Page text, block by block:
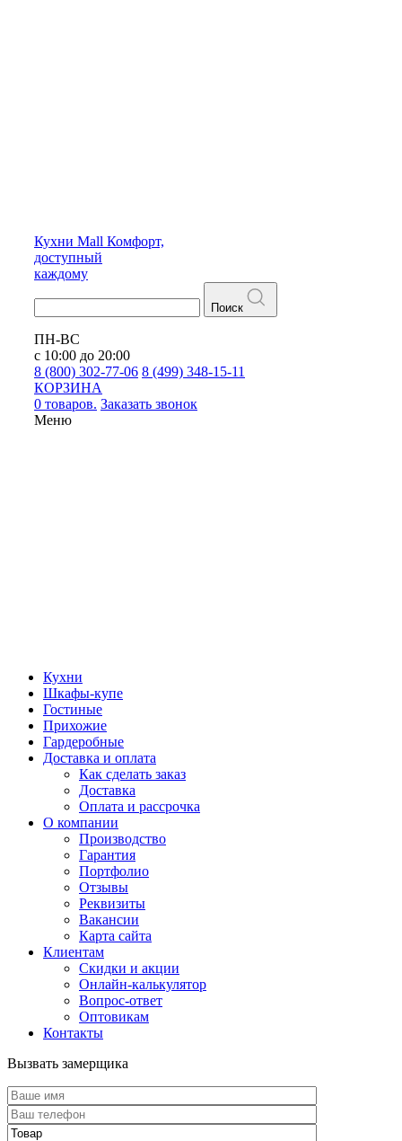
Кухни Mall Комфорт,
доступный
каждому
Поиск
ПН-ВС
с 10:00 до 20:00
8 (800) 302-77-06 8 (499) 348-15-11
КОРЗИНА
0 товаров. Заказать звонок
Меню
Кухни
Шкафы-купе
Гостиные
Прихожие
Гардеробные
Доставка и оплата
Как сделать заказ
Доставка
Оплата и рассрочка
О компании
Производство
Гарантия
Портфолио
Отзывы
Реквизиты
Вакансии
Карта сайта
Клиентам
Скидки и акции
Онлайн-калькулятор
Вопрос-ответ
Оптовикам
Контакты
Вызвать замерщика